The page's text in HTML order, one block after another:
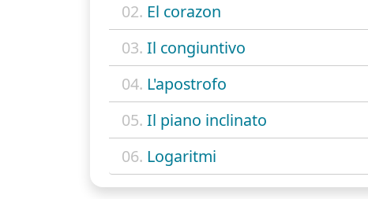
02. El corazon
03. Il congiuntivo
04. L'apostrofo
05. Il piano inclinato
06. Logaritmi